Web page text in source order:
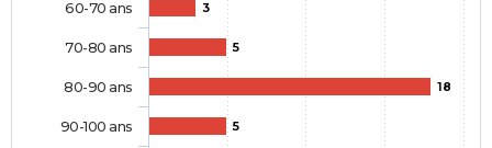
3
5
18
5
60-70 ans
70-80 ans
80-90 ans
90-100 ans